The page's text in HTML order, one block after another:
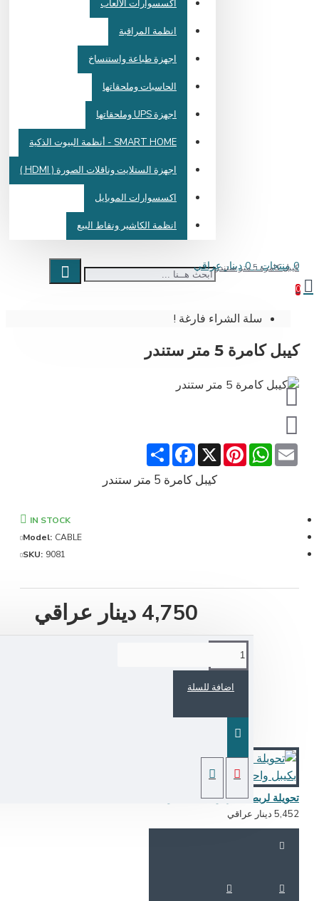
اكسسوارات الالعاب
انظمة المراقبة
اجهزة طباعة واستنساخ
الحاسبات وملحقاتها
اجهزة UPS وملحقاتها
SMART HOME - أنظمة البيوت الذكية
اجهزة الستلايت وناقلات الصورة ( HDMI )
اكسسوارات الموبايل
انظمة الكاشير ونقاط البيع
سلة الشراء فارغة !
كامرة 5 متر ستندر
كامرة 5 متر ستندر
Share
Facebook X
Pinterest
WhatsApp
كيبل كامرة 5 متر ستندر
4,750 دينار عراقي
IN STOCK
Model: CABLE
SKU:
اضافة للسلة
دينار عراقي